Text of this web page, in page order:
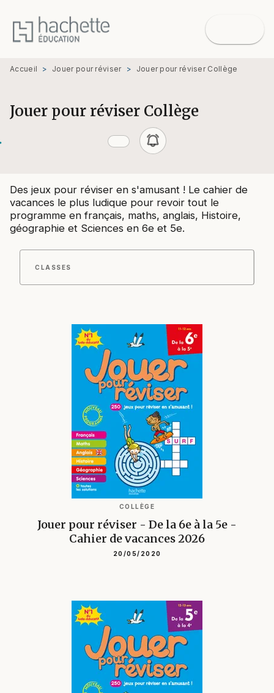
MENU RECHERCHE
PIED DE PAGE
Accueil > Jouer pour réviser > Jouer pour réviser Collège
Jouer pour réviser Collège
Des jeux pour réviser en s'amusant ! Le cahier de
vacances le plus ludique pour revoir tout le
programme en français, maths, anglais, Histoire,
géographie et Sciences en 6e et 5e.
CLASSES
COLLÈGE
Jouer pour réviser - De la 6e à la 5e -
Cahier de vacances 2026
20/05/2020